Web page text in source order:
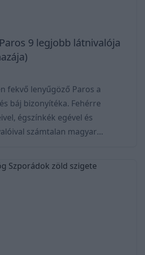
9 legjobb látnivalója
fekvő lenyűgöző Paros a
báj bizonyítéka. Fehérre
égszínkék egével és
számtalan magyar
mely egészen az
központ volt a művészetek